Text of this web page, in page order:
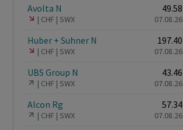
Avolta N
CHF SWX
49.58
07.08.26
Huber + Suhner N
CHF SWX
197.40
07.08.26
UBS Group N
CHF SWX
43.46
07.08.26
Alcon Rg
CHF SWX
57.34
07.08.26